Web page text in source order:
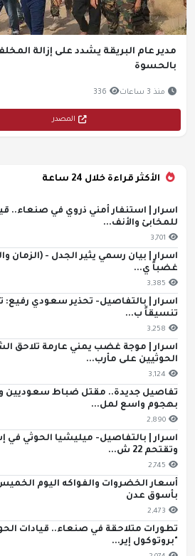
مدير عام البريقة يشدد على إزالة
بالحسوة
منذ 3 ساعات 336
المصدر
الأكثر قراءة خلال 24 ساعة
اسرار | استنفار أمني ذروي في صنعاء..
للمخابئ والأنف...
3,701
اسرار | بيان رسمي يثير الجدل - (الزمان
غضباً ي...
3,385
اسرار | بالتفاصيل- تحذير سعودي رفيع:
تنسيقاً ب...
3,258
اسرار | موجة غضب يمني عارمة تلاحق
الحوثيين على مأرب...
3,124
تفاصيل جديدة.. مقتل ضباط سعوديين
بهجوم واسع لمل...
2,890
اسرار | بالتفاصيل- ميليشيا الحوثي
وتقتحم 22 ش...
2,745
بأسوق عدن
2,473
تطورات متلاحقة في صنعاء.. قيادات
"بروتوكول إير...